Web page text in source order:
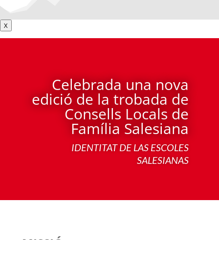
X
Celebrada una nova
edició de la trobada de
Consells Locals de
Família Salesiana
IDENTITAT DE LAS ESCOLES
SALESIANAS
MISSIÓ